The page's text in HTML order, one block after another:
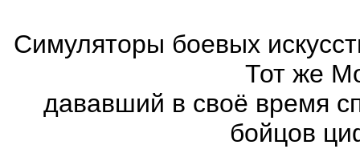
Симуляторы боевых
Тот же
дававший в своё время
бойцов